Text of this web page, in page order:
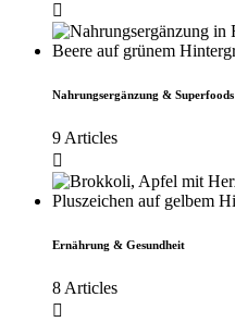
Nahrungsergänzung & Superfoods
9 Articles
Ernährung & Gesundheit
8 Articles